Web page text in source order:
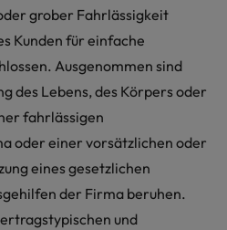
grober Fahrlässigkeit
Kunden für einfache
Ausgenommen sind
des Lebens, des Körpers oder
fahrlässigen
oder einer vorsätzlichen oder
eines gesetzlichen
der Firma beruhen.
und